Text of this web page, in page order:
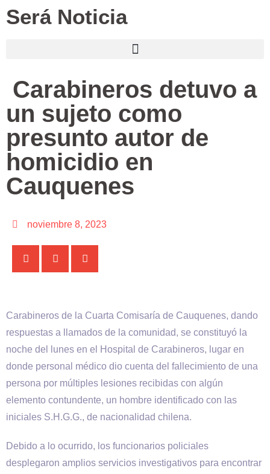
Será Noticia
Carabineros detuvo a
un sujeto como
presunto autor de
homicidio en
Cauquenes
noviembre 8, 2023
Carabineros de la Cuarta Comisaría de Cauquenes, dando
respuestas a llamados de la comunidad, se constituyó la
noche del lunes en el Hospital de Carabineros, lugar en
donde personal médico dio cuenta del fallecimiento de una
persona por múltiples lesiones recibidas con algún
elemento contundente, un hombre identificado con las
iniciales S.H.G.G., de nacionalidad chilena.
Debido a lo ocurrido, los funcionarios policiales
desplegaron amplios servicios investigativos para encontrar